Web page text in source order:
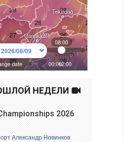
НЕДЕЛИ
2026
Александр Новинков